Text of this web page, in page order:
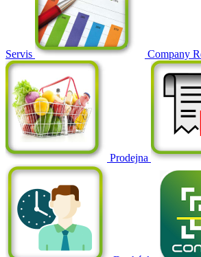
Servis Company
Prodejna